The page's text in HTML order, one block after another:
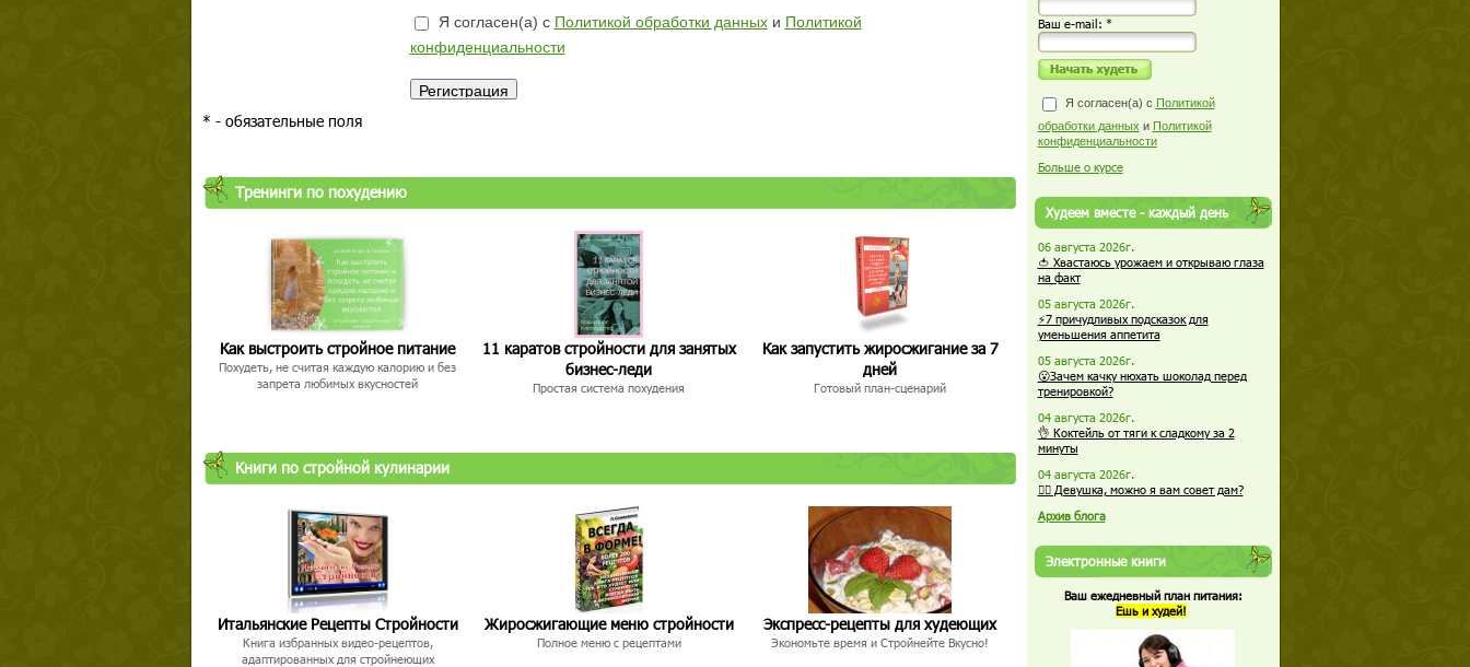
Я согласен(а) с Политикой обработки данныхи Политикой
конфиденциальности
* - обязательные поля
Тренинги по похудению
Как выстроить стройное питание
Похудеть, не считая каждую калорию и без
запрета любимых вкусностей
11 каратов стройности для занятых
бизнес-леди
Простая система похудения
Как запустить жиросжигание за 7
дней
Готовый план-сценарий
Книги по стройной кулинарии
Итальянские Рецепты Стройности
Книга избранных видео-рецептов,
адаптированных для стройнеющих
Жиросжигающие меню стройности
Полное меню с рецептами
Экспресс-рецепты для худеющих
Экономьте время и Стройнейте Вкусно!
Ваш е-mail: *
Я согласен(а) с Политикой
обработки данных и Политикой
конфиденциальности
Больше о курсе
Худеем вместе - каждый день
06 августа 2026г.
🍅 Хвастаюсь урожаем и открываю глаза
на факт
05 августа 2026г.
⚡7 причудливых подсказок для
уменьшения аппетита
05 августа 2026г.
😮Зачем качку нюхать шоколад перед
тренировкой?
04 августа 2026г.
👌 Коктейль от тяги к сладкому за 2
минуты
04 августа 2026г.
🏋️‍♀️ Девушка, можно я вам совет дам?
Архив блога
Электронные книги
Ваш ежедневный план питания:
Ешь и худей!